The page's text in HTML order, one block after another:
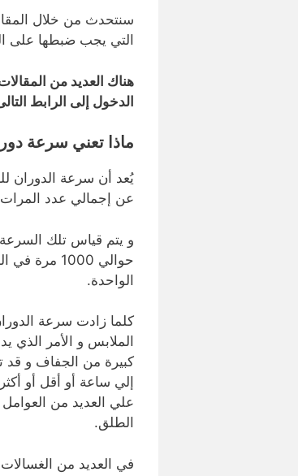
سنتحدث من خلال
التي يجب ضبطها على
هناك العديد من
الدخول إلى الرابط
ماذا تعني سرعة
يُعد أن سرعة الدوران
عن إجمالي عدد المرات
الواحدة.
كلما زادت سرعة
الملابس و الأمر
كبيرة من الجفاف و قد
إلي ساعة أو أقل أو
علي العديد من
الطلق.
في العديد من